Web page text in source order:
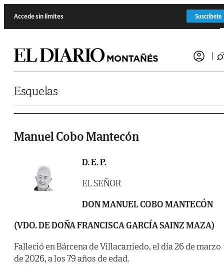
Accede sin límites Suscríbete
Esquelas
Manuel Cobo Mantecón
D. E. P.
EL SEÑOR
DON MANUELCOBO MANTECÓN
(VDO. DE DOÑA FRANCISCA GARCÍA SAINZ MAZA)
Falleció en Bárcena de Villacarriedo, el día 26 de marzo
de 2026, a los 79 años de edad.